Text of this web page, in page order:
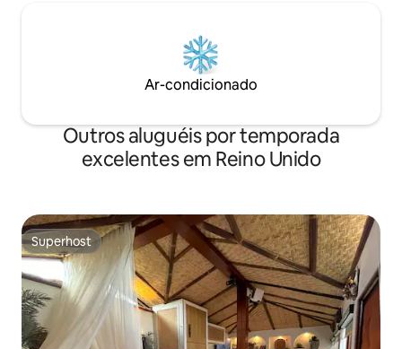
Ar-condicionado
Outros aluguéis por temporada
excelentes em Reino Unido
Superhost
Superhost